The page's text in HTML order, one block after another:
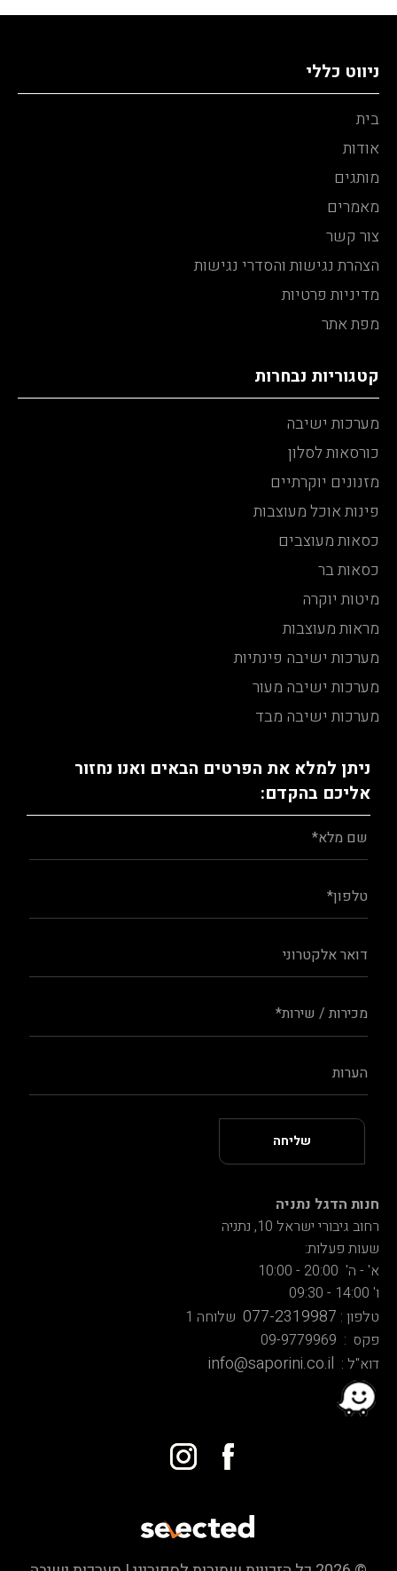
ניווט כללי
בית
אודות
מותגים
מאמרים
צור קשר
הצהרת נגישות והסדרי נגישות
מדיניות פרטיות
מפת אתר
קטגוריות נבחרות
מערכות ישיבה
כורסאות לסלון
מזנונים יוקרתיים
פינות אוכל מעוצבות
כסאות מעוצבים
כסאות בר
מיטות יוקרה
מראות מעוצבות
מערכות ישיבה פינתיות
מערכות ישיבה מעור
מערכות ישיבה מבד
ניתן למלא את הפרטים הבאים ואנו נחזור
אליכם בהקדם:
חנות הדגל נתניה
רחוב גיבורי ישראל 10, נתניה
שעות פעלות:
א' - ה' 20:00 - 10:00
ו' 14:00 - 09:30
טלפון : 077-2319987 שלוחה 1
פקס : 09-9779969
דוא"ל : info@saporini.co.il